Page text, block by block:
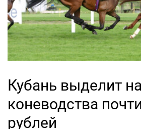
Кубань выделит
коневодства
рублей